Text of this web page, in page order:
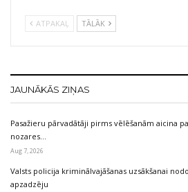
ATPAKAĻ TĀLĀK
JAUNĀKĀS ZIŅAS
Pasažieru pārvadātāji pirms vēlēšanām aicina
nozares…
Aug 7, 2026
Valsts policija kriminālvajāšanas uzsākšanai
apzadzēju